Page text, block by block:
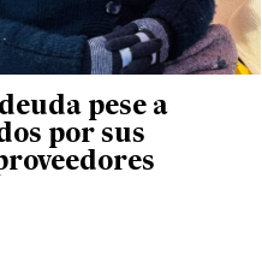
pese a
por sus